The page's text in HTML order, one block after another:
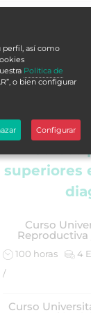
puede
superiores
Curso
Reproductiva
100 horas
4
/
Curso
perfil, así como
Política de
o bien configurar
Configurar